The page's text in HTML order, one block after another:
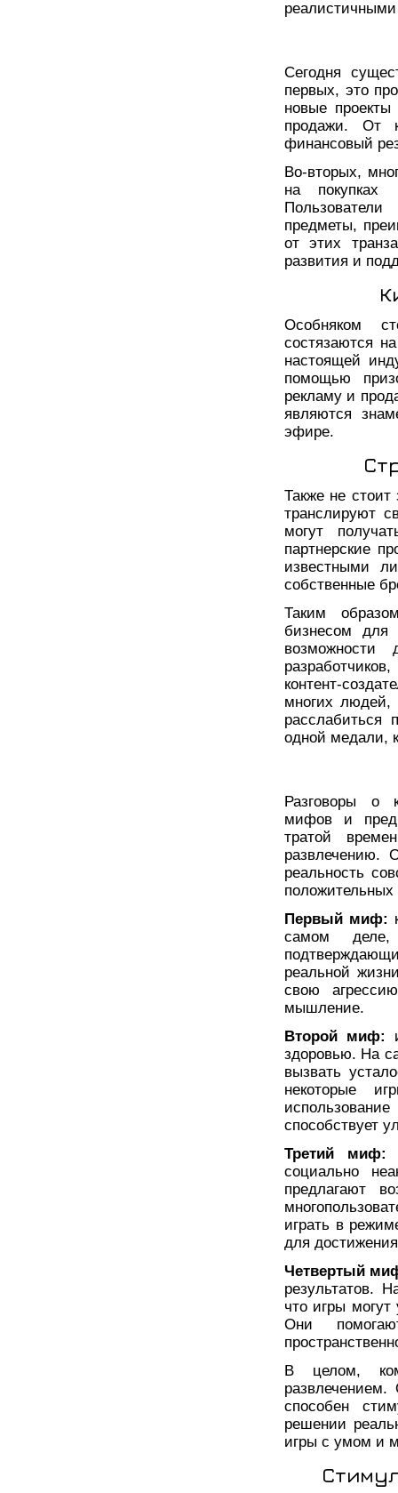
Сегодня
первых, это
новые
продажи. От
финансовый
Во-вторых,
на покупках
предметы,
от этих
развития и
Особняком
состязаются
настоящей
помощью
рекламу и
являются
эфире.
Также не
транслируют
могут
партнерские
известными
собственные
Таким
бизнесом для
контент-
многих людей,
расслабиться
одной медали,
Разговоры о
мифов и
тратой
развлечению.
реальность
положительных
Первый миф:
самом деле,
реальной
свою
мышление.
Второй миф:
здоровью. На
вызвать
некоторые
способствует
Третий миф:
социально
предлагают
играть в
для
Четвертый
результатов.
что игры
Они
В целом,
способен
решении
игры с умом и